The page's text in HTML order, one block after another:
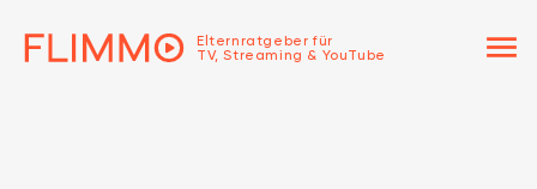
Elternratgeber für
TV, Streaming & YouTube
menu